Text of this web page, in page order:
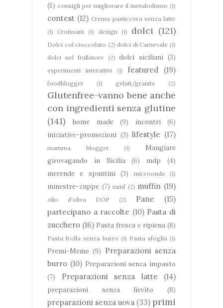
(5) consigli per migliorare il metabolismo (1)
contest (12) Crema pasticcera senza latte
(1)
Croissant (1) design (1) dolci (121)
Dolci col cioccolato (2) dolci di Carnevale (1)
dolci nel frullatore
(2) dolci siciliani (3)
esperimenti interattivi (1) featured (19)
foodblogger (1) gelati/granite (2)
Glutenfree-vanno bene anche
con ingredienti senza glutine
(141)
home made (9) incontri
(6)
iniziative-promozioni (3) lifestyle (17)
mamma blogger (1)
Mangiare
girovagando in Sicilia
(6) mdp
(4)
merende e spuntini (3) microonde (1)
minestre-zuppe (7) mmf (2) muffin (19)
olio d'oliva DOP (2) Pane
(15)
partecipano a raccolte (10) Pasta di
zucchero (16) Pasta fresca e ripiena (8)
Pasta frolla senza burro (1) Pasta sfoglia (1)
Premi-Meme (9) Preparazioni senza
burro (10) Preparazioni senza impasto
(7)
Preparazioni senza latte (14)
preparazioni senza lievito (8)
preparazioni senza uova (33) primi